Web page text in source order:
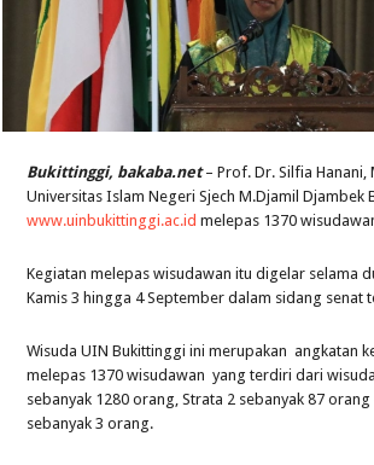
Bukittinggi, bakaba.net– Prof. Dr. Silfia Hanani,
Universitas Islam Negeri Sjech M.Djamil Djambek
www.uinbukittinggi.ac.id melepas 1370
Kegiatan melepas wisudawan itu digelar selama
Kamis 3 hingga 4 September dalam sidang senat
Wisuda UIN Bukittinggi ini merupakan angkatan
melepas 1370 wisudawan yang terdiri dari
sebanyak 1280 orang, Strata 2 sebanyak 87 orang
sebanyak 3 orang.